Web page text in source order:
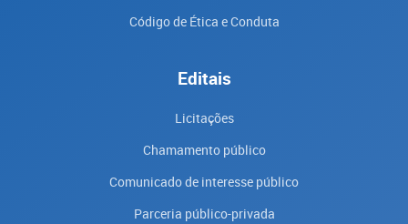
Código de Ética e Conduta
Editais
Licitações
Chamamento público
Comunicado de interesse público
Parceria público-privada